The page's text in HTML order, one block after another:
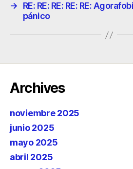
→
RE: RE: RE: RE: RE:
pánico
Archives
noviembre 2025
junio 2025
mayo 2025
abril 2025